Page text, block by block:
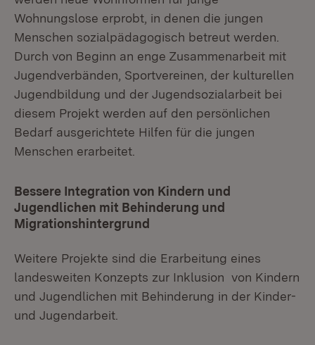
Wohnungslose erprobt, in denen die jungen
Menschen sozialpädagogisch betreut werden.
Durch von Beginn an enge Zusammenarbeit mit
Jugendverbänden, Sportvereinen, der kulturellen
Jugendbildung und der Jugendsozialarbeit bei
diesem Projekt werden auf den persönlichen
Bedarf ausgerichtete Hilfen für die jungen
Menschen erarbeitet.
Bessere Integration von Kindern und
Jugendlichen mit Behinderung und
Migrationshintergrund
Weitere Projekte sind die Erarbeitung eines
landesweiten Konzepts zur Inklusion von Kindern
und Jugendlichen mit Behinderung in der Kinder-
und Jugendarbeit.